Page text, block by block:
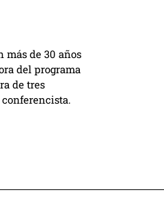
más de 30 años
del programa
de tres